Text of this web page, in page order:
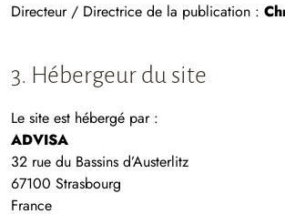
Directeur / Directrice de la publication :
3. Hébergeur du site
Le site est hébergé par :
ADVISA
32 rue du Bassins d’Austerlitz
67100 Strasbourg
France